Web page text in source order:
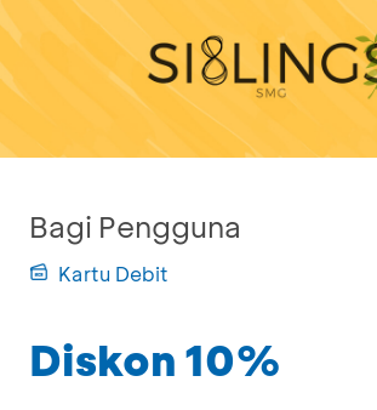
Bagi Pengguna
Kartu Debit
Diskon 10%